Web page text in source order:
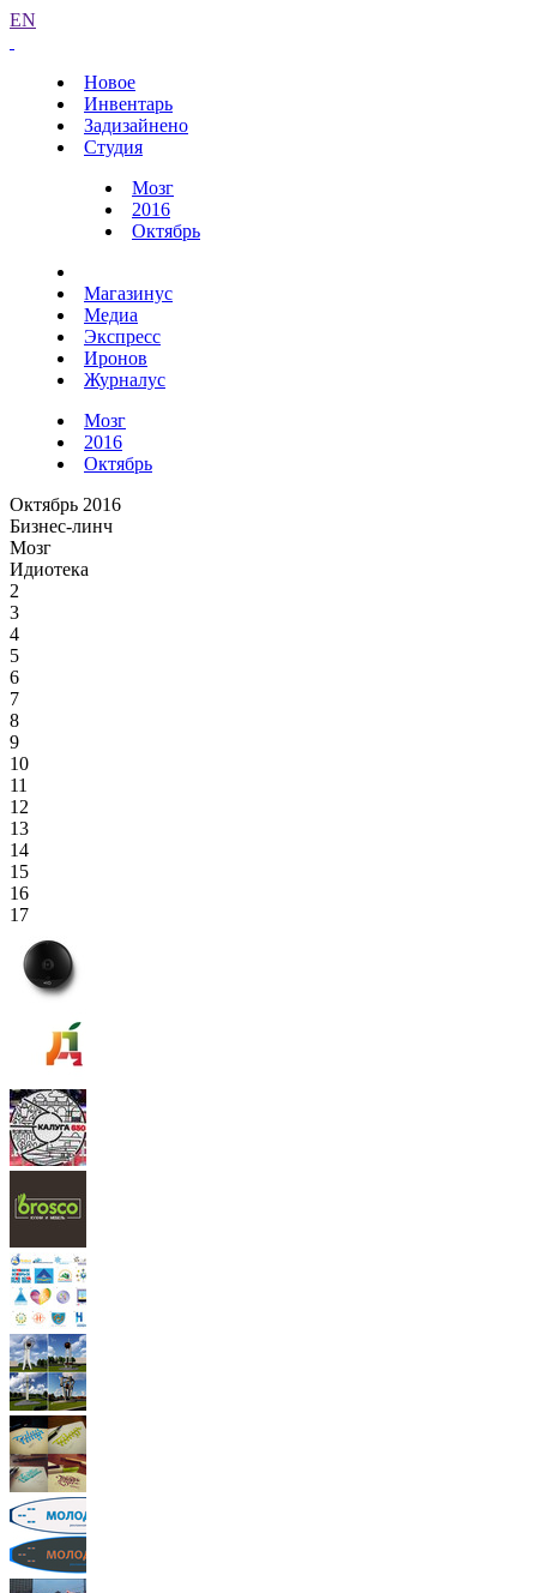
EN
Новое
Инвентарь
Задизайнено
Студия
Мозг
2016
Октябрь
Магазинус
Медиа
Экспресс
Иронов
Журналус
Мозг
2016
Октябрь
Октябрь 2016
Бизнес-линч
Мозг
Идиотека
2
3
4
5
6
7
8
9
10
11
12
13
14
15
16
17